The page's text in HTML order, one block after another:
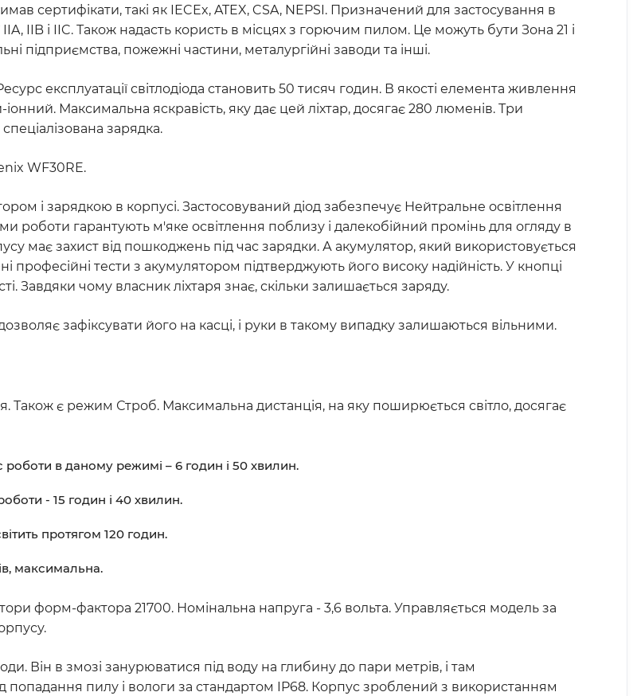
сертифікати, такі як IECEx, ATEX, CSA, NEPSI. Призначений для застосування в
IIA, IIB і IIC. Також надасть користь в місцях з горючим пилом. Це можуть бути Зона 21 і
підприємства, пожежні частини, металургійні заводи та інші.
експлуатації світлодіода становить 50 тисяч годин. В якості елемента живлення
Максимальна яскравість, яку дає цей ліхтар, досягає 280 люменів. Три
зарядка.
WF30RE.
і зарядкою в корпусі. Застосовуваний діод забезпечує Нейтральне освітлення
роботи гарантують м'яке освітлення поблизу і далекобійний промінь для огляду в
має захист від пошкоджень під час зарядки. А акумулятор, який використовується
професійні тести з акумулятором підтверджують його високу надійність. У кнопці
Завдяки чому власник ліхтаря знає, скільки залишається заряду.
зафіксувати його на касці, і руки в такому випадку залишаються вільними.
Також є режим Строб. Максимальна дистанція, на яку поширюється світло, досягає
в даному режимі – 6 годин і 50 хвилин.
- 15 годин і 40 хвилин.
протягом 120 годин.
максимальна.
форм-фактора 21700. Номінальна напруга - 3,6 вольта. Управляється модель за
Він в змозі занурюватися під воду на глибину до пари метрів, і там
попадання пилу і вологи за стандартом IP68. Корпус зроблений з використанням